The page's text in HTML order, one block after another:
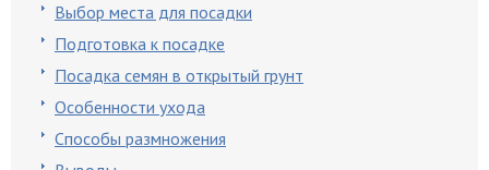
Выбор места для посадки
Подготовка к посадке
Посадка семян в открытый грунт
Особенности ухода
Способы размножения